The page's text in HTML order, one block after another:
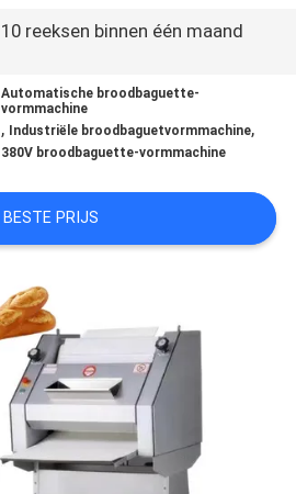
10 reeksen binnen één maand
Automatische broodbaguette-
vormmachine
, Industriële broodbaguetvormmachine,
380V broodbaguette-vormmachine
BESTE PRIJS